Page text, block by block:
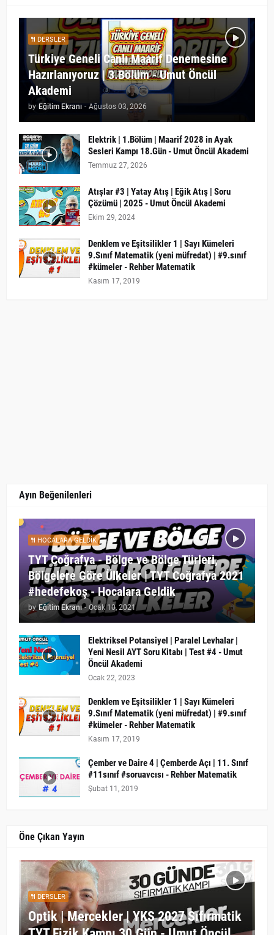
DERSLER
Türkiye Geneli Canlı Maarif Denemesine
Hazırlanıyoruz | 3.Bölüm - Umut Öncül
Akademi
by Eğitim Ekranı - Ağustos 03, 2026
Elektrik | 1.Bölüm | Maarif 2028 in Ayak
Sesleri Kampı 18.Gün - Umut Öncül Akademi
Temmuz 27, 2026
Atışlar #3 | Yatay Atış | Eğik Atış | Soru
Çözümü | 2025 - Umut Öncül Akademi
Ekim 29, 2024
Denklem ve Eşitsilikler 1 | Sayı Kümeleri
9.Sınıf Matematik (yeni müfredat) | #9.sınıf
#kümeler - Rehber Matematik
Kasım 17, 2019
Ayın Beğenilenleri
HOCALARA GELDIK
TYT Coğrafya - Bölge ve Bölge Türleri,
Bölgelere Göre Ülkeler | TYT Coğrafya 2021
#hedefekoş - Hocalara Geldik
by Eğitim Ekranı - Ocak 10, 2021
Elektriksel Potansiyel | Paralel Levhalar |
Yeni Nesil AYT Soru Kitabı | Test #4 - Umut
Öncül Akademi
Ocak 22, 2023
Denklem ve Eşitsilikler 1 | Sayı Kümeleri
9.Sınıf Matematik (yeni müfredat) | #9.sınıf
#kümeler - Rehber Matematik
Kasım 17, 2019
Çember ve Daire 4 | Çemberde Açı | 11. Sınıf
#11sınıf #soruavcısı - Rehber Matematik
Şubat 11, 2019
Öne Çıkan Yayın
DERSLER
Optik | Mercekler | YKS 2027 Sıfırmatik